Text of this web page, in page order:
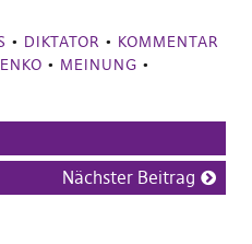
• DIKTATOR • KOMMENTAR
• MEINUNG •
Nächster Beitrag